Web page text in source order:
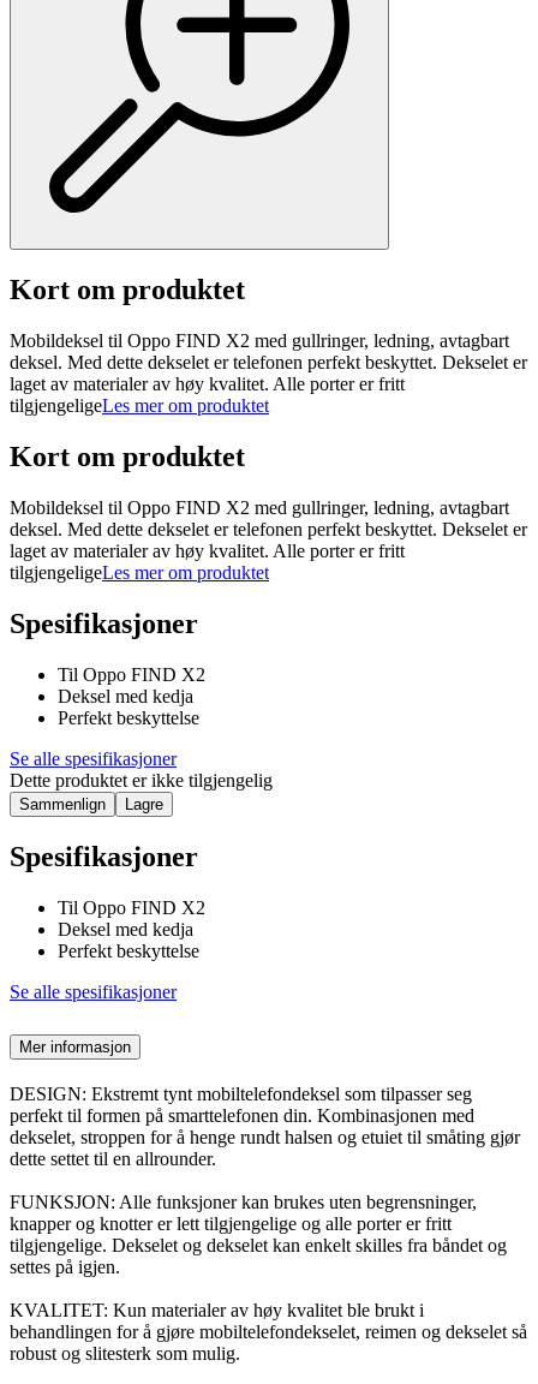
Kort om produktet
Mobildeksel til Oppo FIND X2 med gullringer, ledning, avtagbart
deksel. Med dette dekselet er telefonen perfekt beskyttet. Dekselet er
laget av materialer av høy kvalitet. Alle porter er fritt
tilgjengeligeLes mer om produktet
Kort om produktet
Mobildeksel til Oppo FIND X2 med gullringer, ledning, avtagbart
deksel. Med dette dekselet er telefonen perfekt beskyttet. Dekselet er
laget av materialer av høy kvalitet. Alle porter er fritt
tilgjengeligeLes mer om produktet
Spesifikasjoner
Til Oppo FIND X2
Deksel med kedja
Perfekt beskyttelse
Se alle spesifikasjoner
Dette produktet er ikke tilgjengelig
Sammenlign Lagre
Spesifikasjoner
Til Oppo FIND X2
Deksel med kedja
Perfekt beskyttelse
Se alle spesifikasjoner
Mer informasjon
DESIGN: Ekstremt tynt mobiltelefondeksel som tilpasser seg
perfekt til formen på smarttelefonen din. Kombinasjonen med
dekselet, stroppen for å henge rundt halsen og etuiet til småting gjør
dette settet til en allrounder.
FUNKSJON: Alle funksjoner kan brukes uten begrensninger,
knapper og knotter er lett tilgjengelige og alle porter er fritt
tilgjengelige. Dekselet og dekselet kan enkelt skilles fra båndet og
settes på igjen.
KVALITET: Kun materialer av høy kvalitet ble brukt i
behandlingen for å gjøre mobiltelefondekselet, reimen og dekselet så
robust og slitesterk som mulig.